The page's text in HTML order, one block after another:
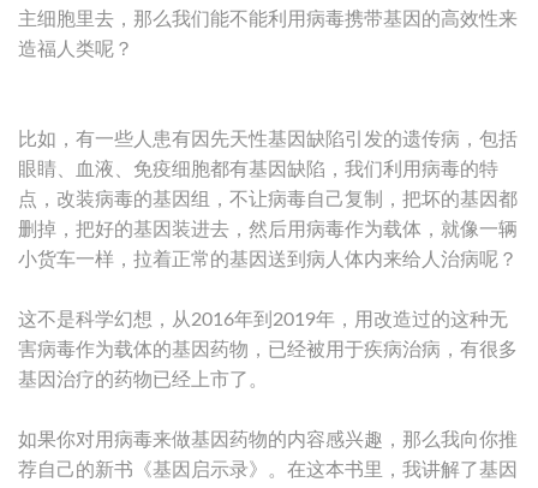
主细胞里去，那么我们能不能利用病毒携带基因的高效性来
造福人类呢？
比如，有一些人患有因先天性基因缺陷引发的遗传病，包括
眼睛、血液、免疫细胞都有基因缺陷，我们利用病毒的特
点，改装病毒的基因组，不让病毒自己复制，把坏的基因都
删掉，把好的基因装进去，然后用病毒作为载体，就像一辆
小货车一样，拉着正常的基因送到病人体内来给人治病呢？
这不是科学幻想，从2016年到2019年，用改造过的这种无
害病毒作为载体的基因药物，已经被用于疾病治病，有很多
基因治疗的药物已经上市了。
如果你对用病毒来做基因药物的内容感兴趣，那么我向你推
荐自己的新书《基因启示录》。在这本书里，我讲解了基因